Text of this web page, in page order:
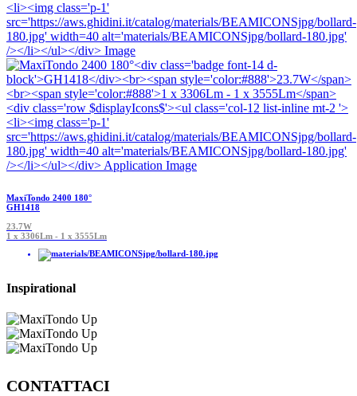
MaxiTondo 2400 180°
GH1418
23.7W
1 x 3306Lm - 1 x 3555Lm
Inspirational
CONTATTACI